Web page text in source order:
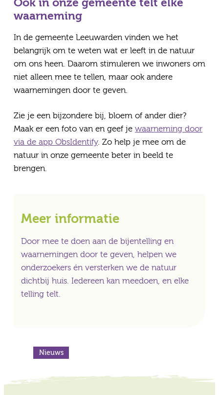
waarneming
In de gemeente Leeuwarden vinden we het
belangrijk om te weten wat er leeft in de natuur
om ons heen. Daarom stimuleren we inwoners om
niet alleen mee te tellen, maar ook andere
waarnemingen door te geven.
Zie je een bijzondere bij, bloem of ander dier?
Maak er een foto van en geef je waarneming door
via de app ObsIdentify. Zo help je mee om de
natuur in onze gemeente beter in beeld te
brengen.
Meer informatie
Door mee te doen aan de bijentelling en
waarnemingen door te geven, helpen we
onderzoekers én versterken we de natuur
dichtbij huis. Iedereen kan meedoen, en elke
telling telt.
Nieuws